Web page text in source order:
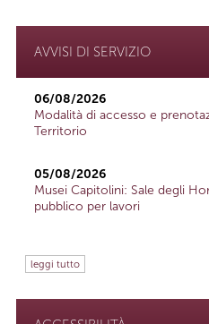
AVVISI DI SERVIZIO
06/08/2026
Modalità di accesso e
Territorio
05/08/2026
Musei Capitolini: Sale degli
pubblico per lavori
leggi tutto